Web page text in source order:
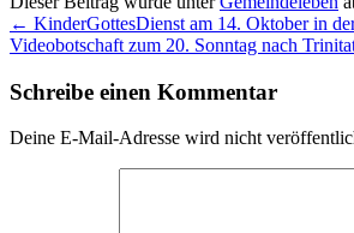
← KinderGottesDienst am 14. Oktober in
Videobotschaft zum 20. Sonntag nach
Schreibe einen Kommentar
Deine E-Mail-Adresse wird nicht